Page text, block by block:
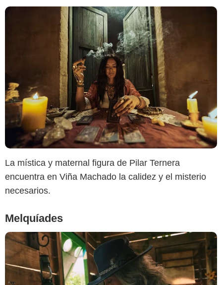
La mística y maternal figura de Pilar Ternera
encuentra en Viña Machado la calidez y el misterio
necesarios.
Melquíades
Netflix